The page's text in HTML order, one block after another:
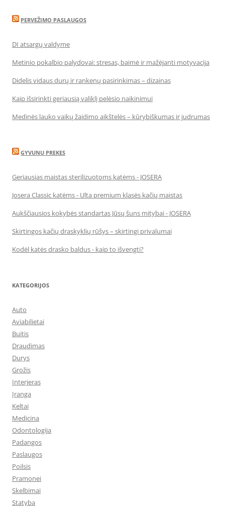
PERVEŽIMO PASLAUGOS
DI atsargų valdyme
Metinio pokalbio palydovai: stresas, baimė ir mažėjanti motyvacija
Didelis vidaus durų ir rankenų pasirinkimas – dizainas
Kaip išsirinkti geriausią valiklį pelėsio naikinimui
Medinės lauko vaikų žaidimo aikštelės – kūrybiškumas ir judrumas
GYVUNU PREKES
Geriausias maistas sterilizuotoms katėms - JOSERA
Josera Classic katėms - Ulta premium klasės kačių maistas
Aukščiausios kokybės standartas Jūsų šuns mitybai - JOSERA
Skirtingos kačių draskyklių rūšys – skirtingi privalumai
Kodėl katės drasko baldus - kaip to išvengti?
KATEGORIJOS
Auto
Aviabilietai
Buitis
Draudimas
Durys
Grožis
Interjeras
Įranga
Keltai
Medicina
Odontologija
Padangos
Paslaugos
Poilsis
Pramonei
Skelbimai
Statyba